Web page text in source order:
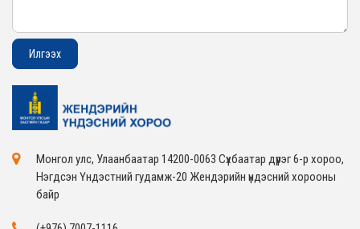
Монгол улс, Улаанбаатар 14200-0063 Сүхбаатар дүүрэг 6-р хороо,
Нэгдсэн Үндэстний гудамж-20 Жендэрийн үндэсний хорооны
байр